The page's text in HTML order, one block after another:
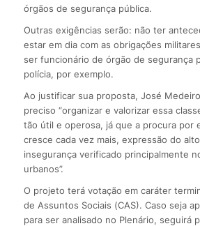
órgãos de segurança pública.
Outras exigências serão: não ter
estar em dia com as obrigações
ser funcionário de órgão de segurança
polícia, por exemplo.
Ao justificar sua proposta, José
preciso “organizar e valorizar essa
tão útil e operosa, já que a procura por
cresce cada vez mais, expressão do
insegurança verificado principalmente
urbanos”.
O projeto terá votação em caráter
de Assuntos Sociais (CAS). Caso seja
para ser analisado no Plenário, seguirá